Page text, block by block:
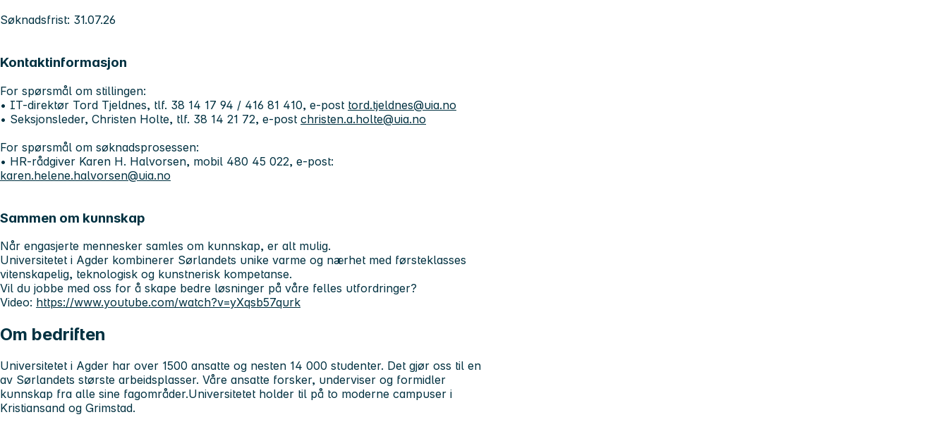
Søknadsfrist: 31.07.26
Kontaktinformasjon
For spørsmål om stillingen:
• IT-direktør Tord Tjeldnes, tlf. 38 14 17 94 / 416 81 410, e-post tord.tjeldnes@uia.no
• Seksjonsleder, Christen Holte, tlf. 38 14 21 72, e-post christen.a.holte@uia.no
For spørsmål om søknadsprosessen:
• HR-rådgiver Karen H. Halvorsen, mobil 480 45 022, e-post:
karen.helene.halvorsen@uia.no
Sammen om kunnskap
Når engasjerte mennesker samles om kunnskap, er alt mulig.
Universitetet i Agder kombinerer Sørlandets unike varme og nærhet med førsteklasses
vitenskapelig, teknologisk og kunstnerisk kompetanse.
Vil du jobbe med oss for å skape bedre løsninger på våre felles utfordringer?
Video: https://www.youtube.com/watch?v=yXqsb57qurk
Om bedriften
Universitetet i Agder har over 1500 ansatte og nesten 14 000 studenter. Det gjør oss til en
av Sørlandets største arbeidsplasser. Våre ansatte forsker, underviser og formidler
kunnskap fra alle sine fagområder.Universitetet holder til på to moderne campuser i
Kristiansand og Grimstad.